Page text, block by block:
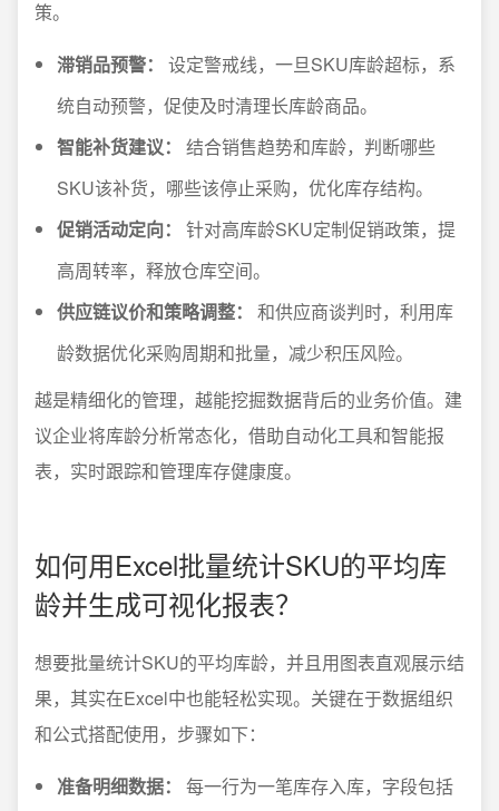
策。
滞销品预警：
设定警戒线，一旦SKU库龄超标，系
统自动预警，促使及时清理长库龄商品。
智能补货建议：
结合销售趋势和库龄，判断哪些
SKU该补货，哪些该停止采购，优化库存结构。
促销活动定向：
针对高库龄SKU定制促销政策，提
高周转率，释放仓库空间。
供应链议价和策略调整：
和供应商谈判时，利用库
龄数据优化采购周期和批量，减少积压风险。
越是精细化的管理，越能挖掘数据背后的业务价值。建
议企业将库龄分析常态化，借助自动化工具和智能报
表，实时跟踪和管理库存健康度。
如何用Excel批量统计SKU的平均库
龄并生成可视化报表？
想要批量统计SKU的平均库龄，并且用图表直观展示结
果，其实在Excel中也能轻松实现。关键在于数据组织
和公式搭配使用，步骤如下：
准备明细数据：
每一行为一笔库存入库，字段包括